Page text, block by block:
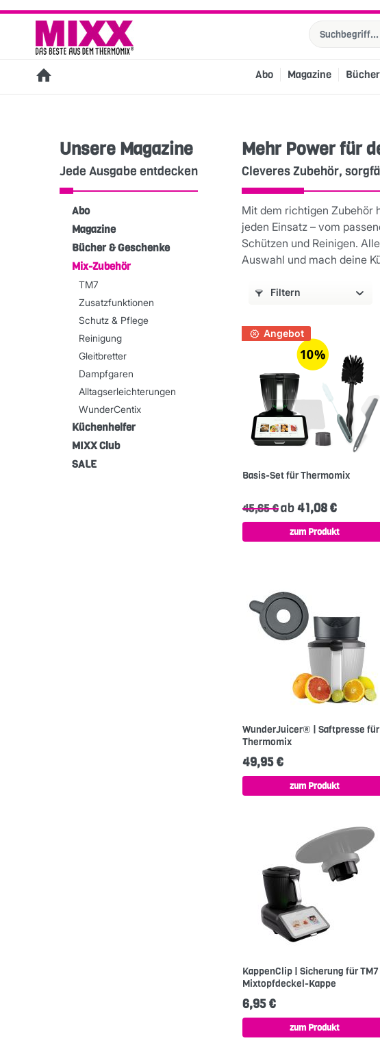
Abo Magazine
Unsere Magazine
Jede Ausgabe entdecken
Abo
Magazine
Bücher & Geschenke
Mix-Zubehör
TM7
Zusatzfunktionen
Schutz & Pflege
Reinigung
Gleitbretter
Dampfgaren
Alltagserleichterungen
WunderCentix
Küchenhelfer
MIXX Club
SALE
Mehr Power für
Cleveres Zubehör,
Mit dem richtigen Zubehör
jeden Einsatz – vom
Schützen und Reinigen.
Auswahl und mach deine
Filtern
Angebot
Basis-Set für Thermomix
45,65 €ab41,08 €
zum Produkt
WunderJuicer® | Saftpresse für
Thermomix
49,95 €
zum Produkt
KappenClip | Sicherung für TM7
Mixtopfdeckel-Kappe
6,95 €
zum Produkt